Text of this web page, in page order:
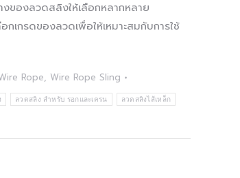
งของลวดสลิงให้เลือกหลากหลาย
กเกรดของลวดเพื่อให้เหมาะสมกับการใช้
Rope, Wire Rope Sling
ลวดสลิง สำหรับ รอกและเครน ลวดสลิงไส้เหล็ก